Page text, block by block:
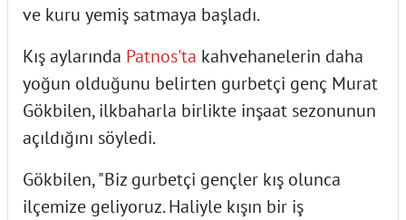
ve kuru yemiş satmaya başladı.
Kış aylarında Patnos'ta kahvehanelerin daha
yoğun olduğunu belirten gurbetçi genç Murat
Gökbilen, ilkbaharla birlikte inşaat sezonunun
açıldığını söyledi.
Gökbilen, "Biz gurbetçi gençler kış olunca
ilçemize geliyoruz. Haliyle kışın bir iş